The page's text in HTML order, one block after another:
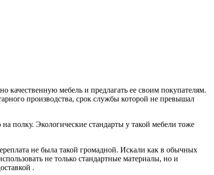
качественную мебель и предлагать ее своим покупателям.
производства, срок службы которой не превышал
полку. Экологические стандарты у такой мебели тоже
не была такой громадной. Искали как в обычных
не только стандартные материалы, но и
.